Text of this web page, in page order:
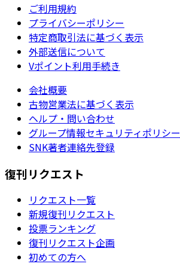
ご利用規約
プライバシーポリシー
特定商取引法に基づく表示
外部送信について
Vポイント利用手続き
会社概要
古物営業法に基づく表示
ヘルプ・問い合わせ
グループ情報セキュリティポリシー
SNK著者連絡先登録
復刊リクエスト
リクエスト一覧
新規復刊リクエスト
投票ランキング
復刊リクエスト企画
初めての方へ